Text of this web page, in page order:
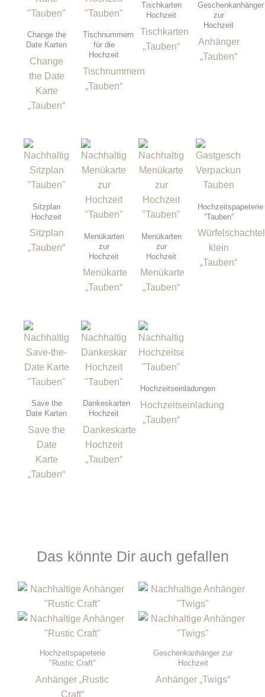
Change the
Date Karten
Change
the Date
Karte
„Tauben“
Tischnummern
für die
Hochzeit
Tischnummern
„Tauben“
Tischkarten
Hochzeit
Tischkarten
„Tauben“
Geschenkanhänger
zur
Hochzeit
Anhänger
„Tauben“
Sitzplan
Hochzeit
Sitzplan
„Tauben“
Menükarten
zur
Hochzeit
Menükarte
„Tauben“
Menükarten
zur
Hochzeit
Menükarte
„Tauben“
Hochzeitspapeterie
“Tauben”
Würfelschachtel
klein
„Tauben“
Save the
Date Karten
Save the
Date
Karte
„Tauben“
Dankeskarten
Hochzeit
Dankeskarte
Hochzeit
„Tauben“
Hochzeitseinladungen
Hochzeitseinladung
„Tauben“
Das könnte Dir auch gefallen
Hochzeitspapeterie
"Rustic Craft"
Anhänger „Rustic
Craft“
Geschenkanhänger zur
Hochzeit
Anhänger „Twigs“